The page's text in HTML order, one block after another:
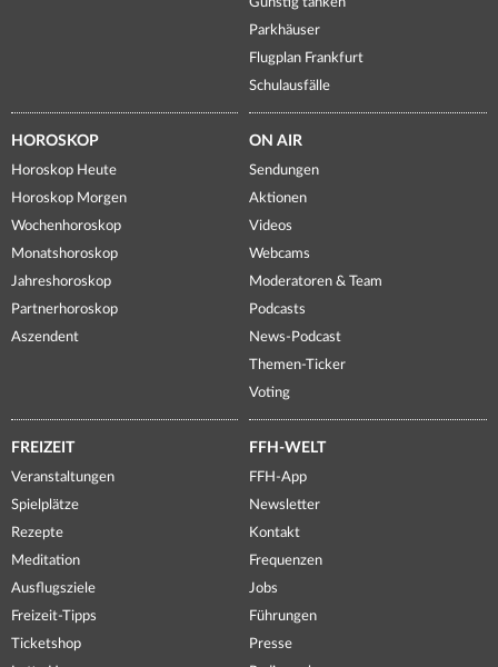
Parkhäuser
Flugplan Frankfurt
Schulausfälle
HOROSKOP
Horoskop Heute
Horoskop Morgen
Wochenhoroskop
Monatshoroskop
Jahreshoroskop
Partnerhoroskop
Aszendent
ON AIR
Sendungen
Aktionen
Videos
Webcams
Moderatoren & Team
Podcasts
News-Podcast
Themen-Ticker
Voting
FREIZEIT
Veranstaltungen
Spielplätze
Rezepte
Meditation
Ausflugsziele
Freizeit-Tipps
Ticketshop
FFH-WELT
FFH-App
Newsletter
Kontakt
Frequenzen
Jobs
Führungen
Presse